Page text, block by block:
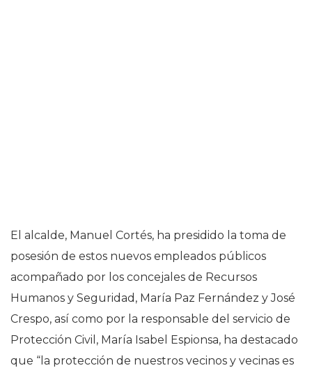
El alcalde, Manuel Cortés, ha presidido la toma de
posesión de estos nuevos empleados públicos
acompañado por los concejales de Recursos
Humanos y Seguridad, María Paz Fernández y José
Crespo, así como por la responsable del servicio de
Protección Civil, María Isabel Espionsa, ha destacado
que “la protección de nuestros vecinos y vecinas es